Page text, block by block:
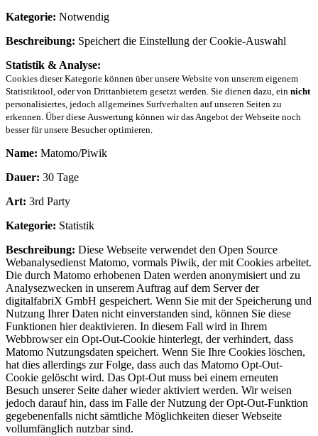
Kategorie: Notwendig
Beschreibung: Speichert die Einstellung der Cookie-Auswahl
Statistik & Analyse:
Cookies dieser Kategorie können über unsere Website von unserem eigenem
Statistiktool, oder von Drittanbietern gesetzt werden. Sie dienen dazu, ein nicht
personalisiertes, jedoch allgemeines Surfverhalten auf unseren Seiten zu
erkennen. Über diese Auswertung können wir das Angebot der Webseite noch
besser für unsere Besucher optimieren.
Name: Matomo/Piwik
Dauer: 30 Tage
Art: 3rd Party
Kategorie: Statistik
Beschreibung: Diese Webseite verwendet den Open Source
Webanalysedienst Matomo, vormals Piwik, der mit Cookies arbeitet.
Die durch Matomo erhobenen Daten werden anonymisiert und zu
Analysezwecken in unserem Auftrag auf dem Server der
digitalfabriX GmbH gespeichert. Wenn Sie mit der Speicherung und
Nutzung Ihrer Daten nicht einverstanden sind, können Sie diese
Funktionen hier deaktivieren. In diesem Fall wird in Ihrem
Webbrowser ein Opt-Out-Cookie hinterlegt, der verhindert, dass
Matomo Nutzungsdaten speichert. Wenn Sie Ihre Cookies löschen,
hat dies allerdings zur Folge, dass auch das Matomo Opt-Out-
Cookie gelöscht wird. Das Opt-Out muss bei einem erneuten
Besuch unserer Seite daher wieder aktiviert werden. Wir weisen
jedoch darauf hin, dass im Falle der Nutzung der Opt-Out-Funktion
gegebenenfalls nicht sämtliche Möglichkeiten dieser Webseite
vollumfänglich nutzbar sind.